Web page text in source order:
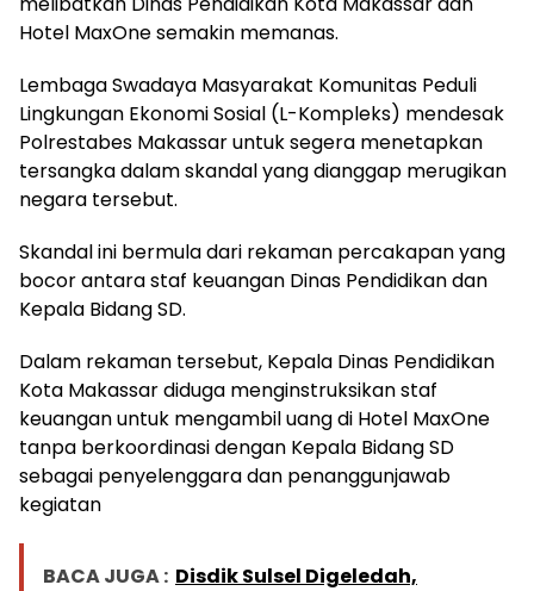
Hotel MaxOne semakin memanas.
Lembaga Swadaya Masyarakat Komunitas Peduli
Lingkungan Ekonomi Sosial (L-Kompleks) mendesak
Polrestabes Makassar untuk segera menetapkan
tersangka dalam skandal yang dianggap merugikan
negara tersebut.
Skandal ini bermula dari rekaman percakapan yang
bocor antara staf keuangan Dinas Pendidikan dan
Kepala Bidang SD.
Dalam rekaman tersebut, Kepala Dinas Pendidikan
Kota Makassar diduga menginstruksikan staf
keuangan untuk mengambil uang di Hotel MaxOne
tanpa berkoordinasi dengan Kepala Bidang SD
sebagai penyelenggara dan penanggunjawab
kegiatan
BACA JUGA : Disdik Sulsel Digeledah,